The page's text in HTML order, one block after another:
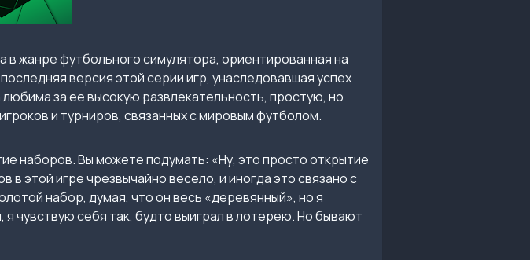
в жанре футбольного симулятора, ориентированная на
версия этой серии игр, унаследовавшая успех
любима за ее высокую развлекательность, простую, но
и турниров, связанных с мировым футболом.
наборов. Вы можете подумать: «Ну, это просто открытие
этой игре чрезвычайно весело, и иногда это связано с
набор, думая, что он весь «деревянный», но я
чувствую себя так, будто выиграл в лотерею. Но бывают